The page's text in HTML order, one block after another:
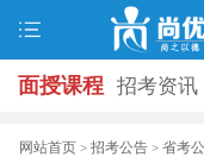
面授课程 招考资讯
口 打准考证 成绩
网站首页 > 招考公告> 省考